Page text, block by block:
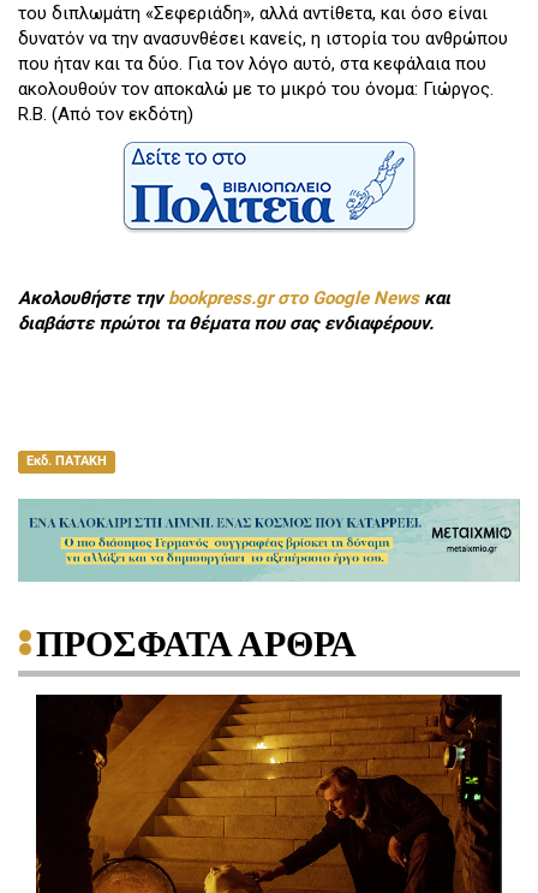
του διπλωμάτη «Σεφεριάδη», αλλά αντίθετα, και όσο είναι
δυνατόν να την ανασυνθέσει κανείς, η ιστορία του ανθρώπου
που ήταν και τα δύο. Για τον λόγο αυτό, στα κεφάλαια που
ακολουθούν τον αποκαλώ με το μικρό του όνομα: Γιώργος.
R.B. (Από τον εκδότη)
Ακολουθήστε τηνbookpress.gr στο Google Newsκαι
διαβάστε πρώτοι τα θέματα που σας ενδιαφέρουν.
Εκδ. ΠΑΤΑΚΗ
ΠΡΟΣΦΑΤΑ ΑΡΘΡΑ